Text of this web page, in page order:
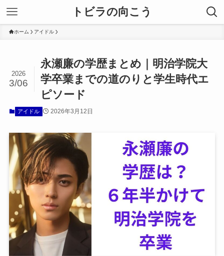
トビラの向こう
ホーム アイドル
永瀬廉の学歴まとめ｜明治学院大
学卒業までの道のりと学生時代エ
ピソード
2026
3/06
アイドル 2026年3月12日